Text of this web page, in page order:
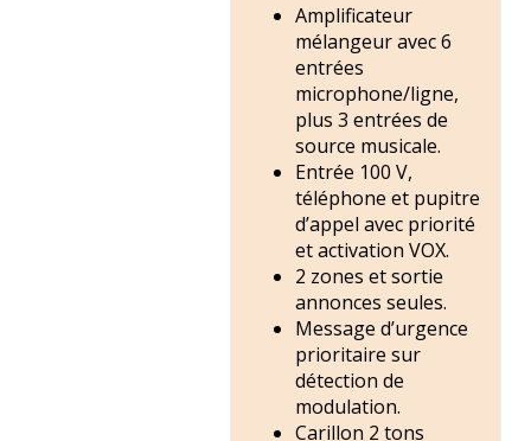
Amplificateur
mélangeur avec 6
entrées
microphone/ligne,
plus 3 entrées de
source musicale.
Entrée 100 V,
téléphone et pupitre
d’appel avec priorité
et activation VOX.
2 zones et sortie
annonces seules.
Message d’urgence
prioritaire sur
détection de
modulation.
Carillon 2 tons